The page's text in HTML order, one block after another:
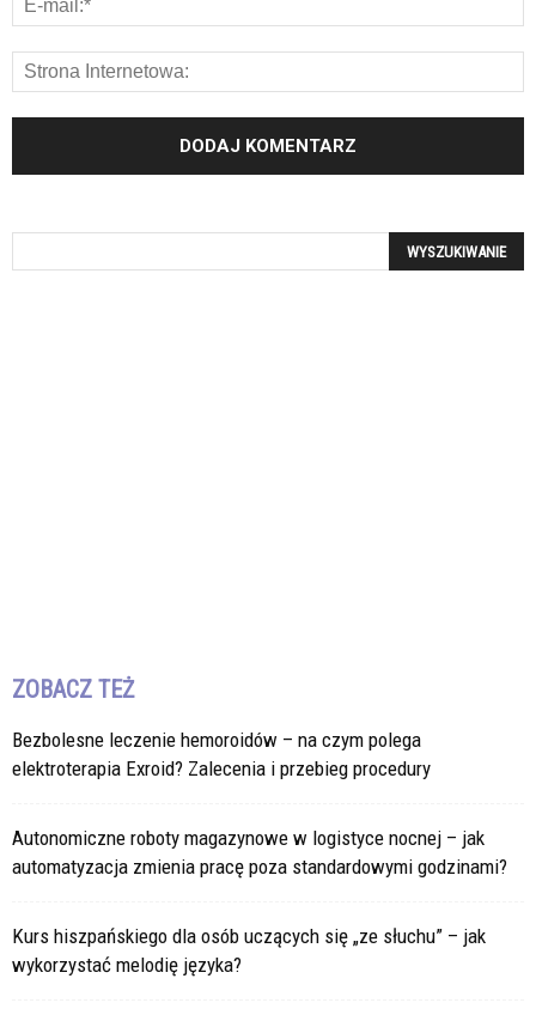
ZOBACZ TEŻ
Bezbolesne leczenie hemoroidów – na czym polega
elektroterapia Exroid? Zalecenia i przebieg procedury
Autonomiczne roboty magazynowe w logistyce nocnej – jak
automatyzacja zmienia pracę poza standardowymi godzinami?
Kurs hiszpańskiego dla osób uczących się „ze słuchu” – jak
wykorzystać melodię języka?